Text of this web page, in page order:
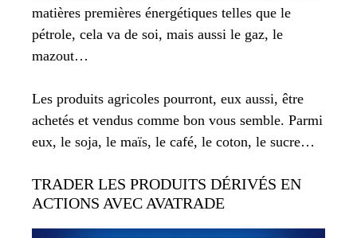
matières premières énergétiques telles que le
pétrole, cela va de soi, mais aussi le gaz, le
mazout…
Les produits agricoles pourront, eux aussi, être
achetés et vendus comme bon vous semble. Parmi
eux, le soja, le maïs, le café, le coton, le sucre…
TRADER LES PRODUITS DÉRIVÉS EN
ACTIONS AVEC AVATRADE